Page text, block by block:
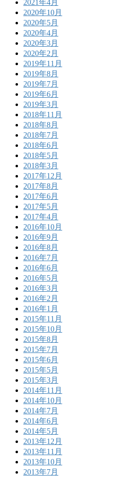
2021年4月
2020年10月
2020年5月
2020年4月
2020年3月
2020年2月
2019年11月
2019年8月
2019年7月
2019年6月
2019年3月
2018年11月
2018年8月
2018年7月
2018年6月
2018年5月
2018年3月
2017年12月
2017年8月
2017年6月
2017年5月
2017年4月
2016年10月
2016年9月
2016年8月
2016年7月
2016年6月
2016年5月
2016年3月
2016年2月
2016年1月
2015年11月
2015年10月
2015年8月
2015年7月
2015年6月
2015年5月
2015年3月
2014年11月
2014年10月
2014年7月
2014年6月
2014年5月
2013年12月
2013年11月
2013年10月
2013年7月